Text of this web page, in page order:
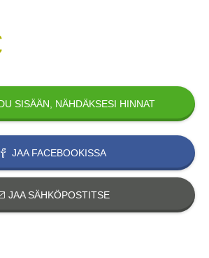
SISÄÄN, NÄHDÄKSESI HINNAT
JAA FACEBOOKISSA
JAA SÄHKÖPOSTITSE